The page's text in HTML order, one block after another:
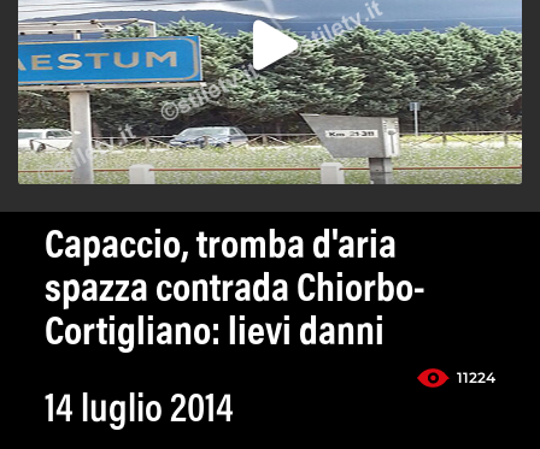
Capaccio, tromba d'aria
spazza contrada Chiorbo-
Cortigliano: lievi danni
11224
14 luglio 2014